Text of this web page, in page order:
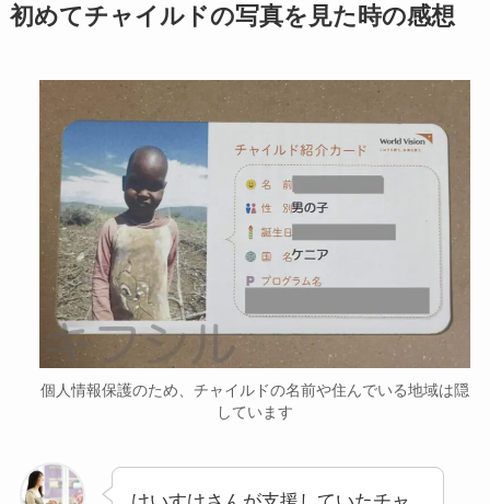
初めてチャイルドの写真を見た時の感想
個人情報保護のため、チャイルドの名前や住んでいる地域は隠
しています